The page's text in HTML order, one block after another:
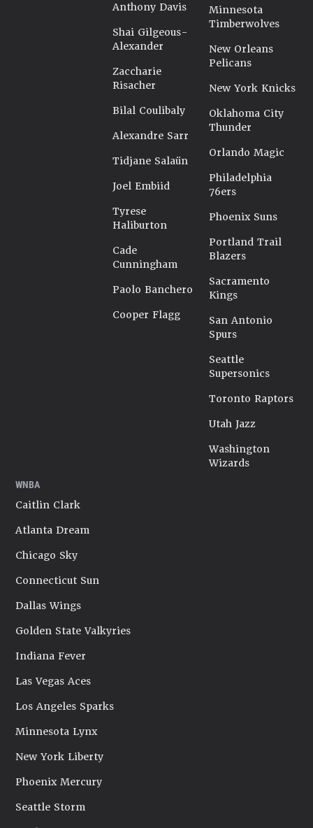
Anthony Davis
Shai Gilgeous-
Alexander
Zaccharie
Risacher
Bilal Coulibaly
Alexandre Sarr
Tidjane Salaün
Joel Embiid
Tyrese
Haliburton
Cade
Cunningham
Paolo Banchero
Cooper Flagg
Minnesota
Timberwolves
New Orleans
Pelicans
New York Knicks
Oklahoma City
Thunder
Orlando Magic
Philadelphia
76ers
Phoenix Suns
Portland Trail
Blazers
Sacramento
Kings
San Antonio
Spurs
Seattle
Supersonics
Toronto Raptors
Utah Jazz
Washington
Wizards
WNBA
Caitlin Clark
Atlanta Dream
Chicago Sky
Connecticut Sun
Dallas Wings
Golden State Valkyries
Indiana Fever
Las Vegas Aces
Los Angeles Sparks
Minnesota Lynx
New York Liberty
Phoenix Mercury
Seattle Storm